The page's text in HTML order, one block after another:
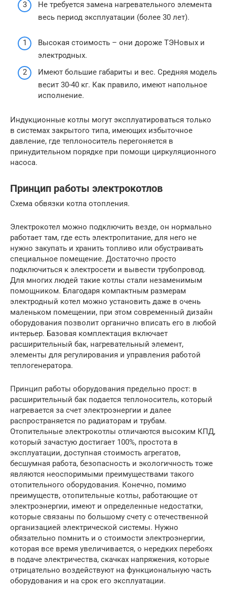
Не требуется замена нагревательного элемента
весь период эксплуатации (более 30 лет).
Высокая стоимость – они дороже ТЭНовых и
электродных.
Имеют большие габариты и вес. Средняя модель
весит 30-40 кг. Как правило, имеют напольное
исполнение.
Индукционные котлы могут эксплуатироваться только
в системах закрытого типа, имеющих избыточное
давление, где теплоноситель перегоняется в
принудительном порядке при помощи циркуляционного
насоса.
Принцип работы электрокотлов
Схема обвязки котла отопления.
Электрокотел можно подключить везде, он нормально
работает там, где есть электропитание, для него не
нужно закупать и хранить топливо или обустраивать
специальное помещение. Достаточно просто
подключиться к электросети и вывести трубопровод.
Для многих людей такие котлы стали незаменимым
помощником. Благодаря компактным размерам
электродный котел можно установить даже в очень
маленьком помещении, при этом современный дизайн
оборудования позволит органично вписать его в любой
интерьер. Базовая комплектация включает
расширительный бак, нагревательный элемент,
элементы для регулирования и управления работой
теплогенератора.
Принцип работы оборудования предельно прост: в
расширительный бак подается теплоноситель, который
нагревается за счет электроэнергии и далее
распространяется по радиаторам и трубам.
Отопительные электрокотлы отличаются высоким КПД,
который зачастую достигает 100%, простота в
эксплуатации, доступная стоимость агрегатов,
бесшумная работа, безопасность и экологичность тоже
являются неоспоримыми преимуществами такого
отопительного оборудования. Конечно, помимо
преимуществ, отопительные котлы, работающие от
электроэнергии, имеют и определенные недостатки,
которые связаны по большому счету с отечественной
организацией электрической системы. Нужно
обязательно помнить и о стоимости электроэнергии,
которая все время увеличивается, о нередких перебоях
в подаче электричества, скачках напряжения, которые
отрицательно воздействуют на функциональную часть
оборудования и на срок его эксплуатации.